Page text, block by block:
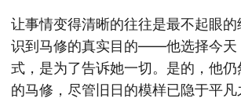
让事情变得清晰的往往是最不起眼的
识到马修的真实目的——他选择今天
式，是为了告诉她一切。是的，他
的马修，尽管旧日的模样已隐于平凡